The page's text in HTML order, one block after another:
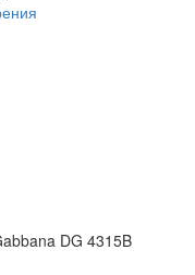
DG 4315B